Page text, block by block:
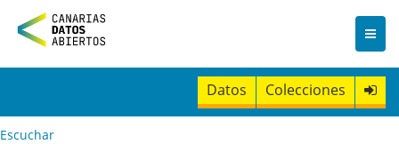
n
t
Datos Colecciones
Escuchar